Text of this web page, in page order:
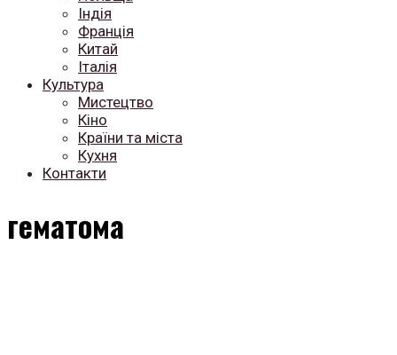
Індія
Франція
Китай
Італія
Культура
Мистецтво
Кіно
Країни та міста
Кухня
Контакти
гематома